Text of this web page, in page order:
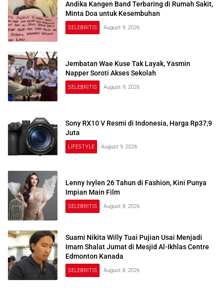
Andika Kangen Band Terbaring di Rumah Sakit,
Minta Doa untuk Kesembuhan
SELEBRITIS August 9, 2026
Jembatan Wae Kuse Tak Layak, Yasmin
Napper Soroti Akses Sekolah
SELEBRITIS August 9, 2026
Sony RX10 V Resmi di Indonesia, Harga Rp37,9
Juta
LIFESTYLE August 9, 2026
Lenny Ivylen 26 Tahun di Fashion, Kini Punya
Impian Main Film
SELEBRITIS August 8, 2026
Suami Nikita Willy Tuai Pujian Usai Menjadi
Imam Shalat Jumat di Mesjid Al-Ikhlas Centre
Edmonton Kanada
SELEBRITIS August 8, 2026